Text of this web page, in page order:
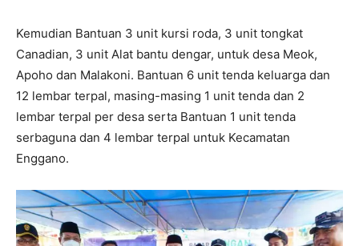
Kemudian Bantuan 3 unit kursi roda, 3 unit tongkat
Canadian, 3 unit Alat bantu dengar, untuk desa Meok,
Apoho dan Malakoni. Bantuan 6 unit tenda keluarga dan
12 lembar terpal, masing-masing 1 unit tenda dan 2
lembar terpal per desa serta Bantuan 1 unit tenda
serbaguna dan 4 lembar terpal untuk Kecamatan
Enggano.